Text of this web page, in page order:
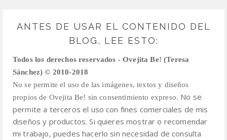
ANTES DE USAR EL CONTENIDO DEL
BLOG, LEE ESTO:
Todos los derechos reservados - Ovejita Be! (Teresa
Sánchez) © 2010-2018
No se permite el uso de las imágenes, textos y diseños
propios de Ovejita Be! sin consentimiento expreso. No se
permite a terceros el uso con fines comerciales de mis
diseños y productos.Si quieres mostrar o recomendar
mi trabajo, puedes hacerlo sin necesidad de consulta